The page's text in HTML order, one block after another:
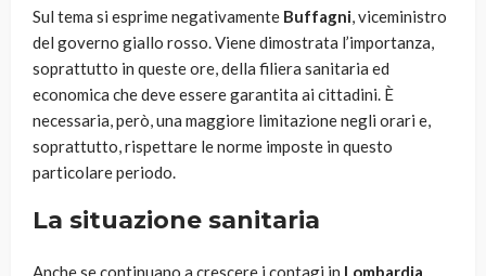
Sul tema si esprime negativamente Buffagni, viceministro
del governo giallo rosso. Viene dimostrata l’importanza,
soprattutto in queste ore, della filiera sanitaria ed
economica che deve essere garantita ai cittadini. È
necessaria, però, una maggiore limitazione negli orari e,
soprattutto, rispettare le norme imposte in questo
particolare periodo.
La situazione sanitaria